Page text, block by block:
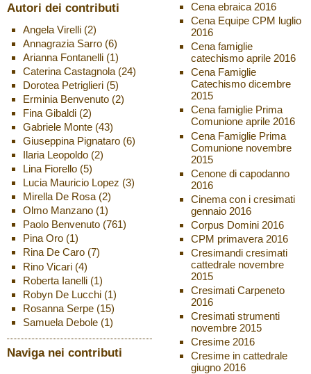
Autori dei contributi
Angela Virelli(2)
Annagrazia Sarro(6)
Arianna Fontanelli(1)
Caterina Castagnola(24)
Dorotea Petriglieri(5)
Erminia Benvenuto(2)
Fina Gibaldi(2)
Gabriele Monte(43)
Giuseppina Pignataro(6)
Ilaria Leopoldo(2)
Lina Fiorello(5)
Lucia Mauricio Lopez (3)
Mirella De Rosa(2)
Olmo Manzano(1)
Paolo Benvenuto(761)
Pina Oro(1)
Rina De Caro(7)
Rino Vicari(4)
Roberta Ianelli(1)
Robyn De Lucchi(1)
Rosanna Serpe(15)
Samuela Debole(1)
Naviga nei contributi
Cena ebraica 2016
Cena Equipe CPM luglio
2016
Cena famiglie
catechismo aprile 2016
Cena Famiglie
Catechismo dicembre
2015
Cena famiglie Prima
Comunione aprile 2016
Cena Famiglie Prima
Comunione novembre
2015
Cenone di capodanno
2016
Cinema con i cresimati
gennaio 2016
Corpus Domini 2016
CPM primavera 2016
Cresimandi cresimati
cattedrale novembre
2015
Cresimati Carpeneto
2016
Cresimati strumenti
novembre 2015
Cresime 2016
Cresime in cattedrale
giugno 2016